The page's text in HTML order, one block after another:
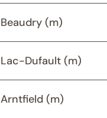
Beaudry (m)
Lac-Dufault (m)
Arntfield (m)